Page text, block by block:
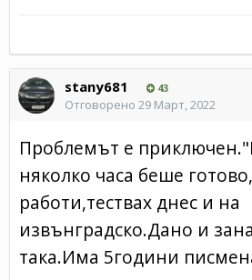
stany681 43
Отговорено 29 Март, 2022
Проблемът е
няколко часа беше
работи,тествах днес и на
извънградско.Дано и
така.Има 5години